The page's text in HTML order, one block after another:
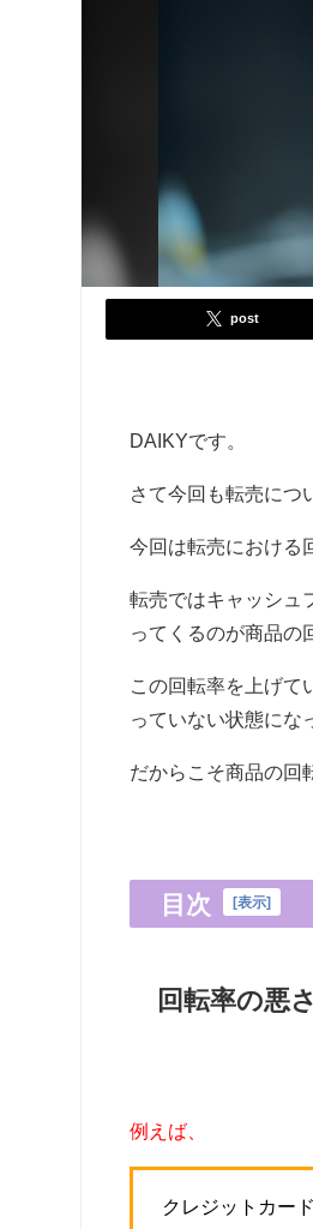
post
DAIKYです。
さて今回も転売につ
今回は転売における
転売ではキャッシュ
ってくるのが商品の
この回転率を上げて
っていない状態にな
だからこそ商品の回
目次 [表示]
回転率の悪
例えば、
クレジットカー